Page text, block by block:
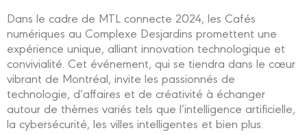
Dans le cadre de MTL connecte 2024, les Cafés
numériques au Complexe Desjardins promettent une
expérience unique, alliant innovation technologique et
convivialité. Cet événement, qui se tiendra dans le cœur
vibrant de Montréal, invite les passionnés de
technologie, d’affaires et de créativité à échanger
autour de thèmes variés tels que l’intelligence artificielle,
la cybersécurité, les villes intelligentes et bien plus.